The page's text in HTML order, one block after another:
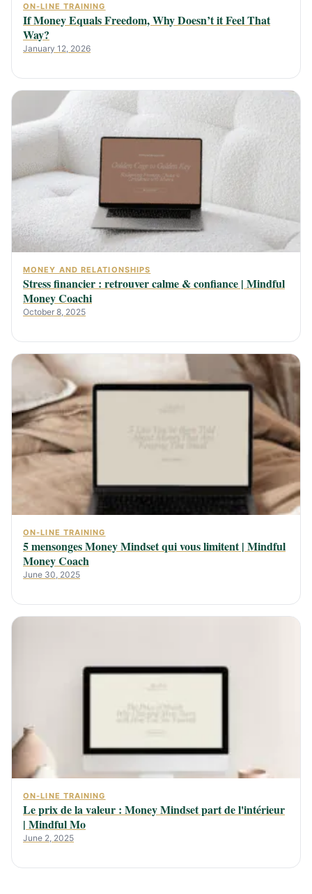
ON-LINE TRAINING
If Money Equals Freedom, Why Doesn’t it Feel That
Way?
January 12, 2026
MONEY AND RELATIONSHIPS
Stress financier : retrouver calme & confiance | Mindful
Money Coachi
October 8, 2025
ON-LINE TRAINING
5 mensonges Money Mindset qui vous limitent | Mindful
Money Coach
June 30, 2025
ON-LINE TRAINING
Le prix de la valeur : Money Mindset part de l'intérieur
| Mindful Mo
June 2, 2025